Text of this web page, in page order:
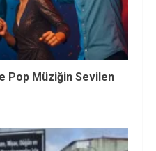
Pop Müziğin Sevilen